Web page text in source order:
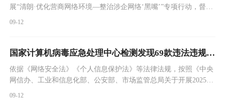
展“清朗·优化营商网络环境—整治涉企网络‘黑嘴’”专项行动，督促
09-12
国家计算机病毒应急处理中心检测发现69款违法违规收集使用个人信息的移动应用
依据《网络安全法》《个人信息保护法》等法律法规，按照《中央
网信办、工业和信息化部、公安部、市场监管总局关于开展2025年
09-12